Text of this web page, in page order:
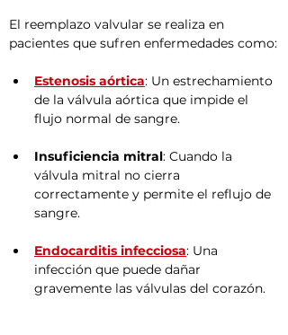
El reemplazo valvular se realiza en
pacientes que sufren enfermedades como:
Estenosis aórtica: Un estrechamiento
de la válvula aórtica que impide el
flujo normal de sangre.
Insuficiencia mitral: Cuando la
válvula mitral no cierra
correctamente y permite el reflujo de
sangre.
Endocarditis infecciosa: Una
infección que puede dañar
gravemente las válvulas del corazón.